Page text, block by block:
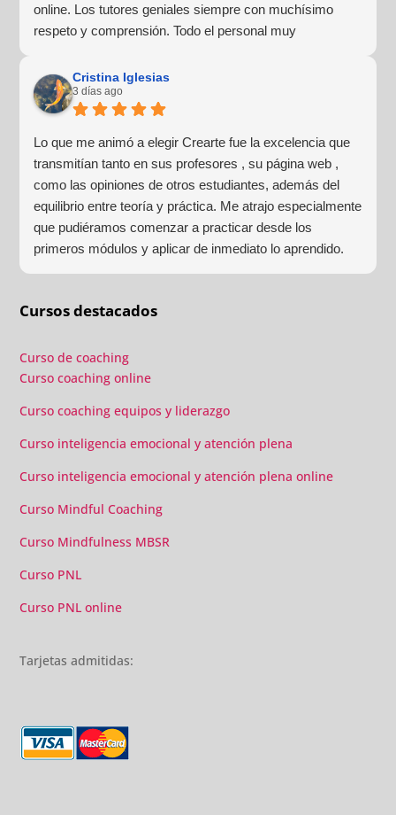
online. Los tutores geniales siempre con muchísimo
respeto y comprensión. Todo el personal muy
cercano. Haré más formaciones con ellos sin duda
alguna.
Cristina Iglesias
3 días ago
Lo que me animó a elegir Crearte fue la excelencia que
transmitían tanto en sus profesores , su página web ,
como las opiniones de otros estudiantes, además del
equilibrio entre teoría y práctica. Me atrajo especialmente
que pudiéramos comenzar a practicar desde los
primeros módulos y aplicar de inmediato lo aprendido.
correcta.
Cursos destacados
Curso de coaching
Curso coaching online
Curso coaching equipos y liderazgo
Curso inteligencia emocional y atención plena
Curso inteligencia emocional y atención plena online
Curso Mindful Coaching
Curso Mindfulness MBSR
Curso PNL
Curso PNL online
Tarjetas admitidas: